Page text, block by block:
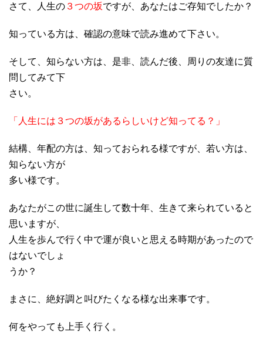
さて、人生の ３つの坂ですが、あなたはご存知でしたか？
知っている方は、確認の意味で読み進めて下さい。
そして、知らない方は、是非、読んだ後、周りの友達に質
問してみて下
さい。
「人生には３つの坂があるらしいけど知ってる？」
結構、年配の方は、知っておられる様ですが、若い方は、
知らない方が
多い様です。
あなたがこの世に誕生して数十年、生きて来られていると
思いますが、
人生を歩んで行く中で運が良いと思える時期があったので
はないでしょ
うか？
まさに、絶好調と叫びたくなる様な出来事です。
何をやっても上手く行く。